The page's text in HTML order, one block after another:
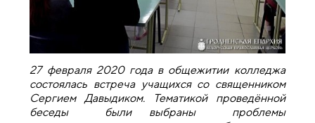
27 февраля 2020 года в общежитии колледжа
состоялась встреча учащихся со священником
Сергием Давыдиком. Тематикой проведённой
беседы были выбраны проблемы